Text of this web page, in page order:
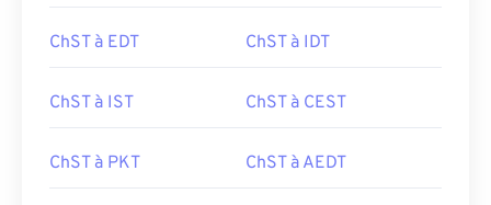
ChST à EDT ChST à IDT
ChST à IST ChST à CEST
ChST à PKT ChST à AEDT